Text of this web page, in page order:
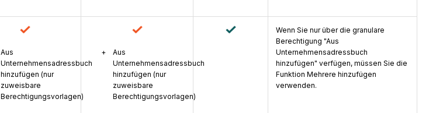
Aus
Unternehmensadressbuch
hinzufügen (nur
zuweisbare
Berechtigungsvorlagen)
Aus
Unternehmensadressbuch
hinzufügen (nur
zuweisbare
Berechtigungsvorlagen)
Wenn Sie nur über die granulare
Berechtigung "Aus
Unternehmensadressbuch
hinzufügen" verfügen, müssen Sie die
Funktion Mehrere hinzufügen
verwenden.